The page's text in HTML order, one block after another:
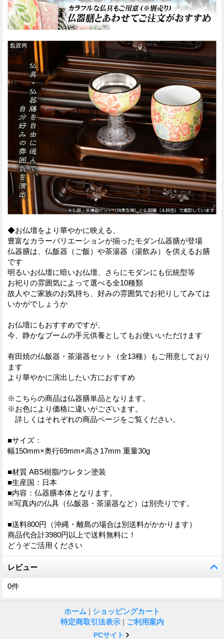
◆お仏壇をより華やかに映える、
豊富なカラーバリエーションが揃ったモダン仏器膳が登場
仏器膳は、仏飯器（ご飯）や茶湯器（湯飲み）を供えるお膳
です
明るいお仏壇に暗いお仏壇、さらにモダンにも伝統型等
お祀りの雰囲気によって選べる全10種類
故人やご家族のお気持ち、好みの雰囲気でお祀りしてみては
いかがでしょうか
お仏壇にもおすすめですが、
今、静かなブームの手元供養としてもお使いいただけます
有田焼の仏飯器・茶湯器セット（全13種）もご用意しており
ます
より華やかに演出したい方におすすめ
※こちらの商品は仏器膳単品となります。
※お色により価格に違いがございます。
詳しくはそれぞれの商品ページをご覧ください。
■サイズ：
幅150mm×奥行69mm×高さ17mm 重量30g
■材質 ABS樹脂/ウレタン塗装
■生産国：日本
■内容：仏器膳本体となります。
※写真内の仏具（仏飯器・茶湯器など）は別売りです。
■送料800円（沖縄・離島の場合は別送料がかかります）
商品代合計3980円以上で送料無料に！
どうぞご活用ください
レビュー
0件
ホーム | ショッピングカート
特定商取引法表示 | ご利用案内
PCサイト